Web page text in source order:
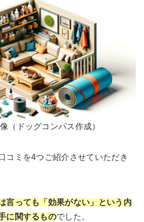
（ドッグコンパス作成）
コミを4つご紹介させていただき
言っても「効果がない」という内
に関するものでした。